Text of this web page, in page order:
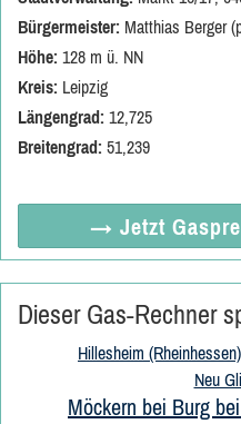
Bürgermeister: Matthias Berger
Höhe: 128 m ü. NN
Kreis: Leipzig
Längengrad: 12,725
Breitengrad: 51,239
→ Jetzt
Dieser Gas-Rechner
Hillesheim (Rheinhessen)
Neu
Möckern bei Burg